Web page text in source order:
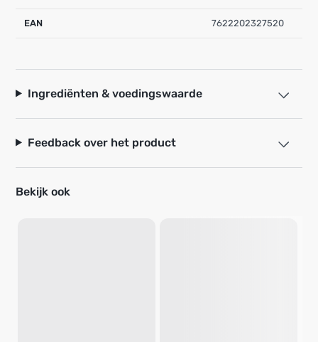
EAN 7622202327520
Ingrediënten & voedingswaarde
Feedback over het product
Bekijk ook